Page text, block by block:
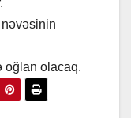
nəvəsinin
oğlan olacaq.